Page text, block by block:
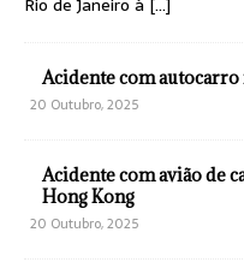
Acidente com autocarro
20 Outubro, 2025
Acidente com avião de
Hong Kong
20 Outubro, 2025